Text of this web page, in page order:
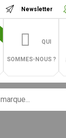
Newsletter
QUI
SOMMES-NOUS ?